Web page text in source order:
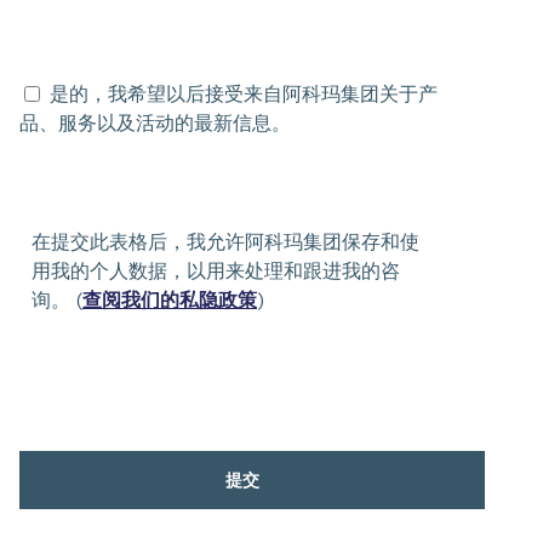
是的，我希望以后接受来自阿科玛集团关于产
品、服务以及活动的最新信息。
在提交此表格后，我允许阿科玛集团保存和使
用我的个人数据，以用来处理和跟进我的咨
询。 (查阅我们的私隐政策)
提交